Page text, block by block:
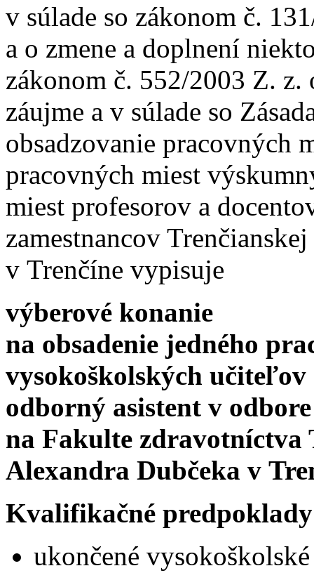
v súlade so zákonom č.
a o zmene a doplnení
zákonom č. 552/2003 Z.
záujme a v súlade so
obsadzovanie pracovných
pracovných miest
miest profesorov a
zamestnancov
v Trenčíne vypisuje
výberové konanie
na obsadenie jedného
vysokoškolských
odborný asistent v
na Fakulte zdravotníctva
Alexandra Dubčeka v
Kvalifikačné
ukončené